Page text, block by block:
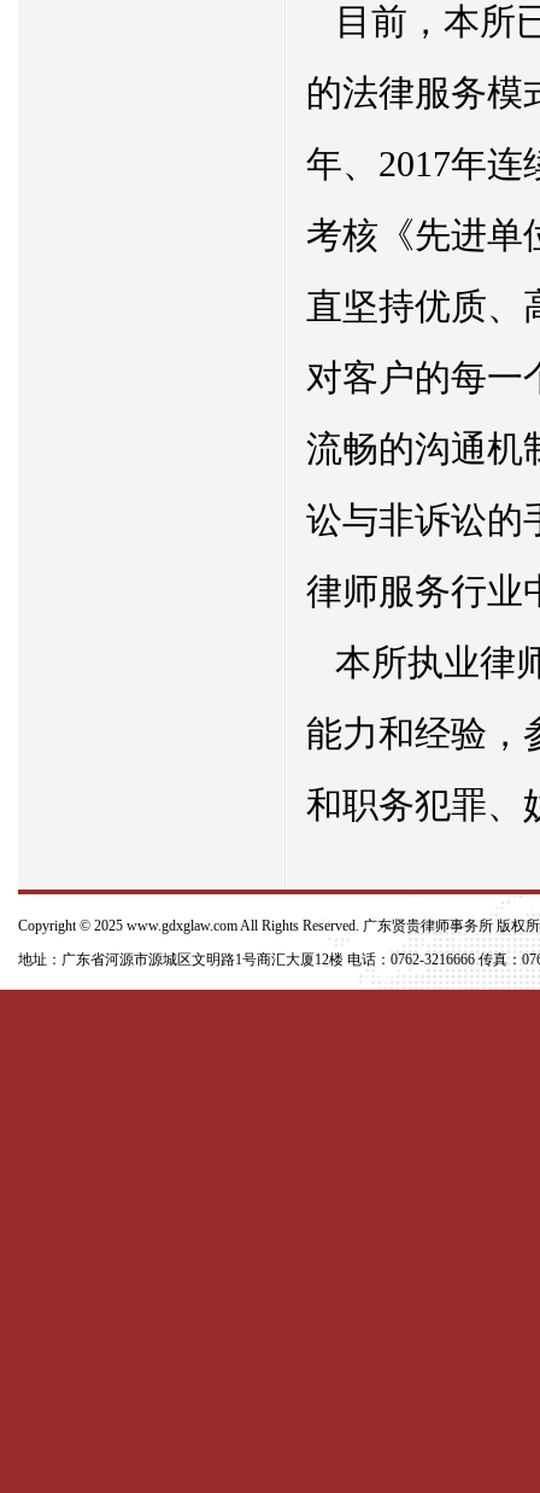
目前，本所
的法律服务模
年、2017年
考核《先进单
直坚持优质、
对客户的每一
流畅的沟通机
讼与非诉讼的
律师服务行业
本所执业律
能力和经验，
和职务犯罪、
位、委托客户
Copyright © 2025 www.gdxglaw.comAll Rights Reserved. 广东贤贵律师事务所 版权
地址：广东省河源市源城区文明路1号商汇大厦12楼 电话：0762-3216666 传真：